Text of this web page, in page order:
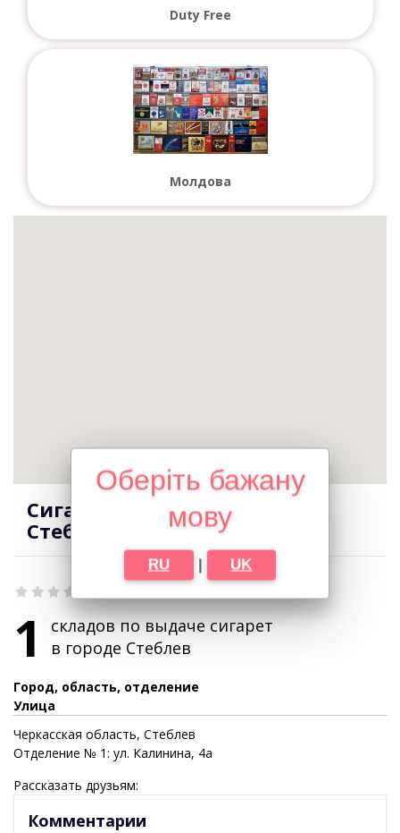
Оберіть бажану
мову
RU | UK
Duty Free
Молдова
Сигареты оптом в городе
Стеблев
1
складов по выдаче сигарет
в городе Стеблев
Город, область, отделение
Улица
Черкасская область, Стеблев
Отделение № 1: ул. Калинина, 4а
Рассказать друзьям:
Комментарии